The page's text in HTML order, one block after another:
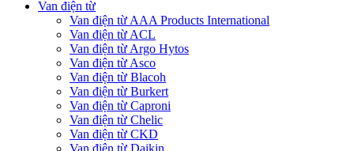
Van điện từ
Van điện từ AAA Products International
Van điện từ ACL
Van điện từ Argo Hytos
Van điện từ Asco
Van điện từ Blacoh
Van điện từ Burkert
Van điện từ Caproni
Van điện từ Chelic
Van điện từ CKD
Van điện từ Daikin